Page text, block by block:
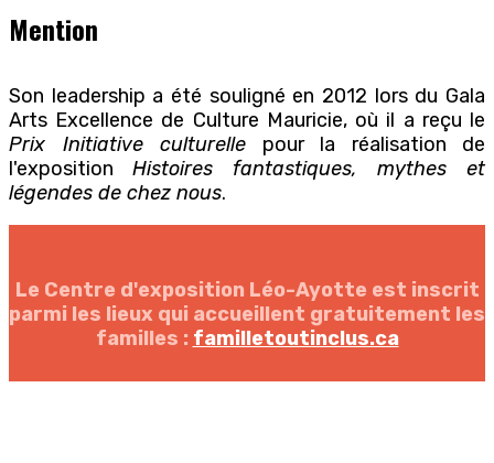
Mention
Son leadership a été souligné en 2012 lors du Gala
Arts Excellence de Culture Mauricie, où il a reçu le
Prix Initiative culturelle pour la réalisation de
l'exposition Histoires fantastiques, mythes et
légendes de chez nous.
Le Centre d'exposition Léo-Ayotte est inscrit
parmi les lieux qui accueillent gratuitement les
familles : familletoutinclus.ca